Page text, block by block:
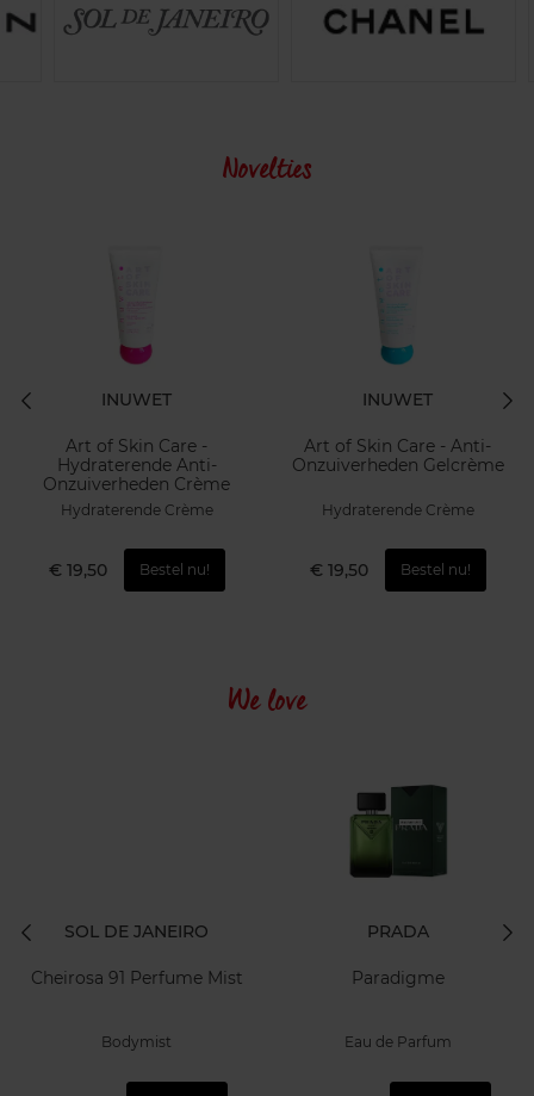
Novelties
INUWET
Art of Skin Care -
Hydraterende Anti-
Onzuiverheden Crème
Hydraterende Crème
€ 19,50 Bestel nu!
INUWET
Art of Skin Care - Anti-
Onzuiverheden Gelcrème
Hydraterende Crème
€ 19,50 Bestel nu!
We love
SOL DE JANEIRO
Cheirosa 91 Perfume Mist
Bodymist
PRADA
Paradigme
Eau de Parfum